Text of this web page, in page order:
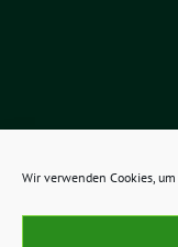
Wir verwenden Cookies,
O.K.ultur benutzt das